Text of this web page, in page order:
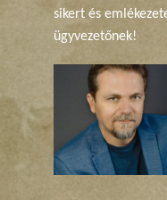
sikert és
ügyvezetőnek!